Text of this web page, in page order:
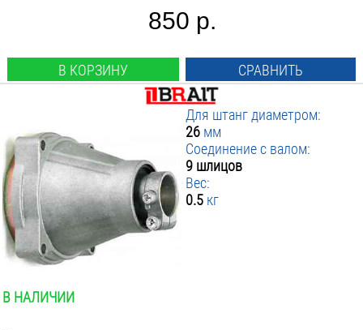
850 р.
В КОРЗИНУ СРАВНИТЬ
Для штанг диаметром:
26 мм
Соединение с валом:
9 шлицов
Вес:
0.5 кг
В НАЛИЧИИ